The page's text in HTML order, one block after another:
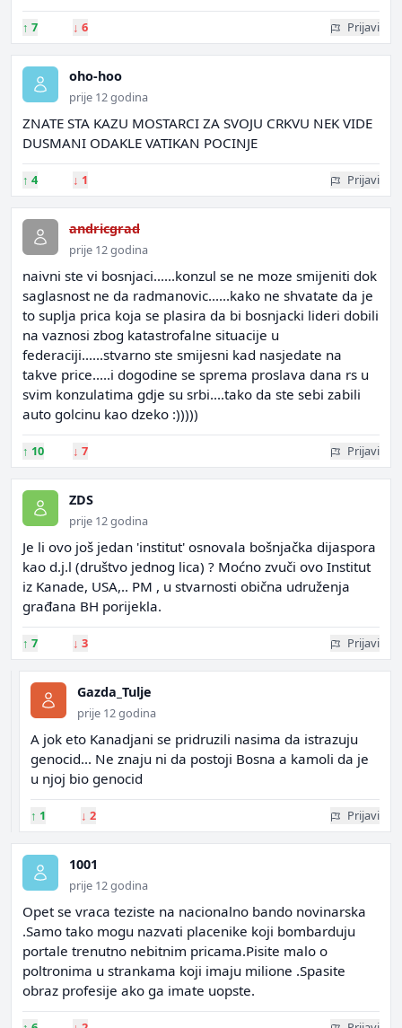
↑ 7 ↓ 6 Prijavi
oho-hoo
prije 12 godina
ZNATE STA KAZU MOSTARCI ZA SVOJU CRKVU NEK VIDE
DUSMANI ODAKLE VATIKAN POCINJE
↑ 4 ↓ 1 Prijavi
andricgrad
prije 12 godina
naivni ste vi bosnjaci......konzul se ne moze smijeniti dok
saglasnost ne da radmanovic......kako ne shvatate da je
to suplja prica koja se plasira da bi bosnjacki lideri dobili
na vaznosi zbog katastrofalne situacije u
federaciji......stvarno ste smijesni kad nasjedate na
takve price.....i dogodine se sprema proslava dana rs u
svim konzulatima gdje su srbi....tako da ste sebi zabili
auto golcinu kao dzeko :)))))
↑ 10 ↓ 7 Prijavi
ZDS
prije 12 godina
Je li ovo još jedan 'institut' osnovala bošnjačka dijaspora
kao d.j.l (društvo jednog lica) ? Moćno zvuči ovo Institut
iz Kanade, USA,.. PM , u stvarnosti obična udruženja
građana BH porijekla.
↑ 7 ↓ 3 Prijavi
Gazda_Tulje
prije 12 godina
A jok eto Kanadjani se pridruzili nasima da istrazuju
genocid... Ne znaju ni da postoji Bosna a kamoli da je
u njoj bio genocid
↑ 1 ↓ 2 Prijavi
1001
prije 12 godina
Opet se vraca teziste na nacionalno bando novinarska
.Samo tako mogu nazvati placenike koji bombarduju
portale trenutno nebitnim pricama.Pisite malo o
poltronima u strankama koji imaju milione .Spasite
obraz profesije ako ga imate uopste.